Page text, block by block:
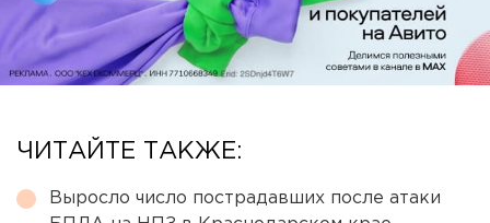
ЧИТАЙТЕ ТАКЖЕ:
Выросло число пострадавших после атаки